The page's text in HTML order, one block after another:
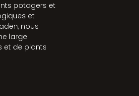
potagers et
et
nous
large
et de plants